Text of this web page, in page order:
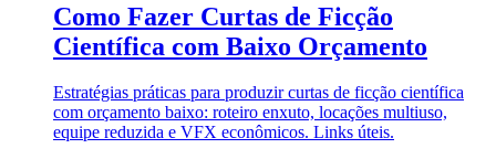
Como Fazer Curtas de Ficção
Científica com Baixo Orçamento
Estratégias práticas para produzir curtas de ficção científica
com orçamento baixo: roteiro enxuto, locações multiuso,
equipe reduzida e VFX econômicos. Links úteis.